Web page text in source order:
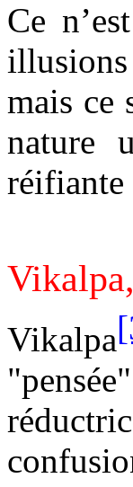
Ce
mais ce
nature
réifiante
Vikalpa